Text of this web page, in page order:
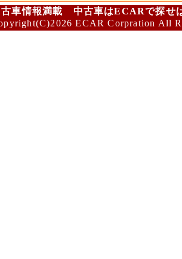
車情報満載 中古車はECARで探せ
ECAR Corpration All